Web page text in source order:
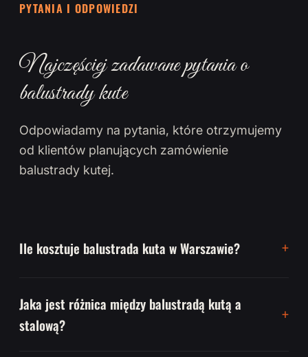
PYTANIA I ODPOWIEDZI
Najczęściej zadawane pytania o
balustrady kute
Odpowiadamy na pytania, które otrzymujemy
od klientów planujących zamówienie
balustrady kutej.
Ile kosztuje balustrada kuta w Warszawie?
Jaka jest różnica między balustradą kutą a
stalową?